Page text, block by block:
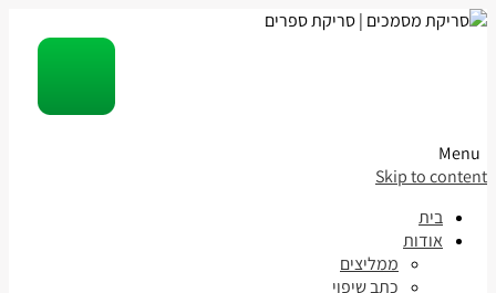
Skip to content
בית
אודות
ממליצים
כתב שיפוי